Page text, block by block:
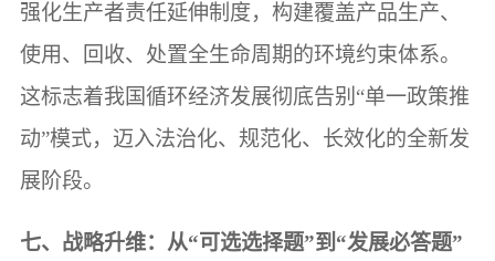
强化生产者责任延伸制度，构建覆盖产品生产、
使用、回收、处置全生命周期的环境约束体系。
这标志着我国循环经济发展彻底告别“单一政策推
动”模式，迈入法治化、规范化、长效化的全新发
展阶段。
七、战略升维：从“可选选择题”到“发展必答题”